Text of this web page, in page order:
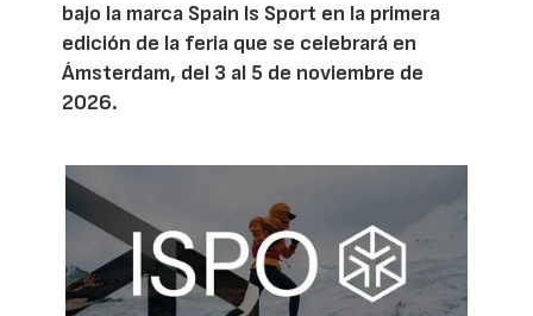
bajo la marca Spain Is Sport en la primera
edición de la feria que se celebrará en
Ámsterdam, del 3 al 5 de noviembre de
2026.